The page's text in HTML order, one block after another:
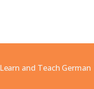
Learn and Teach German